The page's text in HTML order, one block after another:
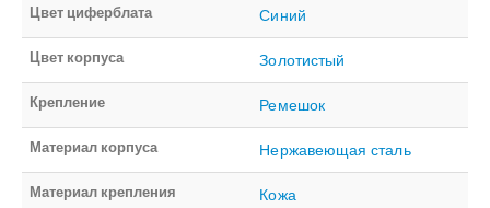
Цвет циферблата Синий
Цвет корпуса Золотистый
Крепление Ремешок
Материал корпуса Нержавеющая сталь
Материал крепления Кожа